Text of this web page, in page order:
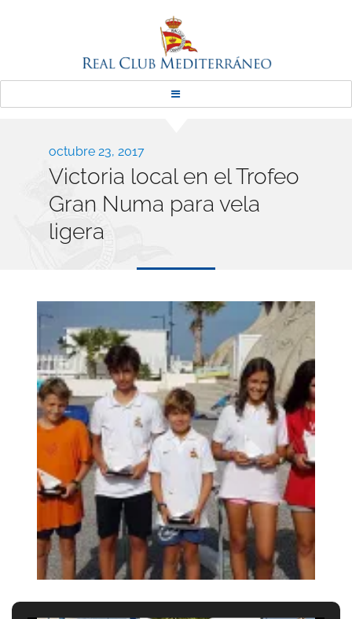
Real Club Mediterráneo
Publicado
el
octubre 23, 2017
Victoria local en el Trofeo
Gran Numa para vela
ligera